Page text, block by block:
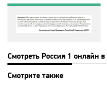
Discovery
Discovery science
Смотреть Россия 1 онлайн
Смотрите также